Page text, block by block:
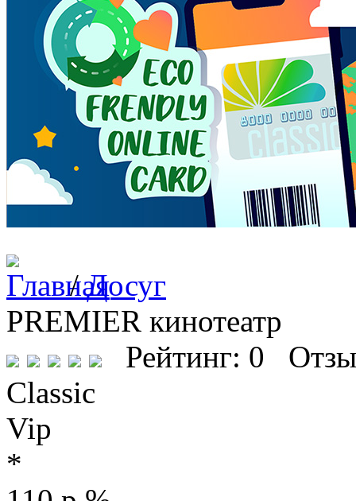
/Досуг
PREMIER кинотеатр
Рейтинг: 0
Classic
Vip
*